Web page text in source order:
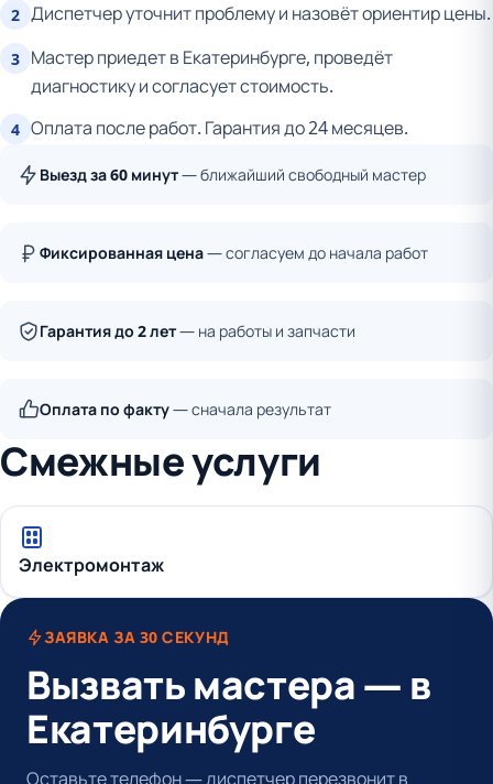
2 Диспетчер уточнит проблему и назовёт ориентир цены.
3 Мастер приедет в Екатеринбурге, проведёт
диагностику и согласует стоимость.
4 Оплата после работ. Гарантия до 24 месяцев.
Выезд за 60 минут— ближайший свободный мастер
Фиксированная цена— согласуем до начала работ
Гарантия до 2 лет— на работы и запчасти
Оплата по факту— сначала результат
Смежные услуги
Электромонтаж
ЗАЯВКА ЗА 30 СЕКУНД
Вызвать мастера — в
Екатеринбурге
Оставьте телефон — диспетчер перезвонит в